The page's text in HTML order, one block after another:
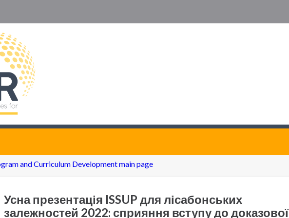
and Curriculum Development main page
Усна презентація ISSUP для лісабонських
залежностей 2022: сприяння вступу до доказової